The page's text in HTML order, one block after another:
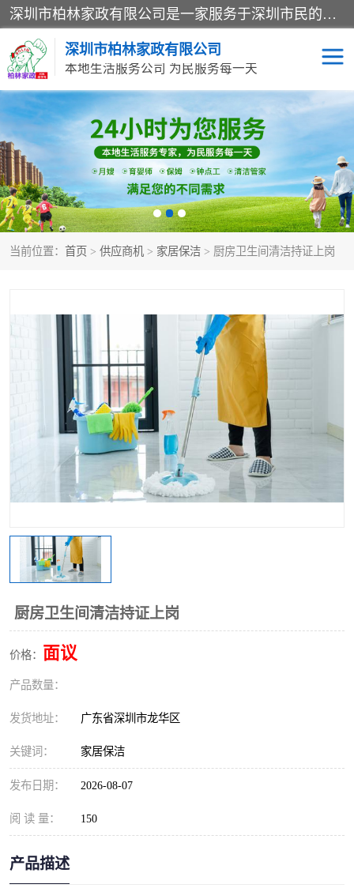
深圳市柏林家政有限公司是一家服务于深圳市民的专业家政公司。致力于为客户提供高质量、多维度的家庭服务，包括养老、母婴、月嫂育婴早教、康复理疗、家电清洗和保洁等方面的专业服务。
深圳市柏林家政有限公司
本地生活服务公司 为民服务每一天
当前位置： 首页 > 供应商机 > 家居保洁 > 厨房卫生间清洁持证上岗
厨房卫生间清洁持证上岗
价格： 面议
产品数量：
发货地址： 广东省深圳市龙华区
关键词： 家居保洁
发布日期： 2026-08-07
阅 读 量： 150
产品描述
家居保洁 护工月嫂
家庭保姆 家政服务